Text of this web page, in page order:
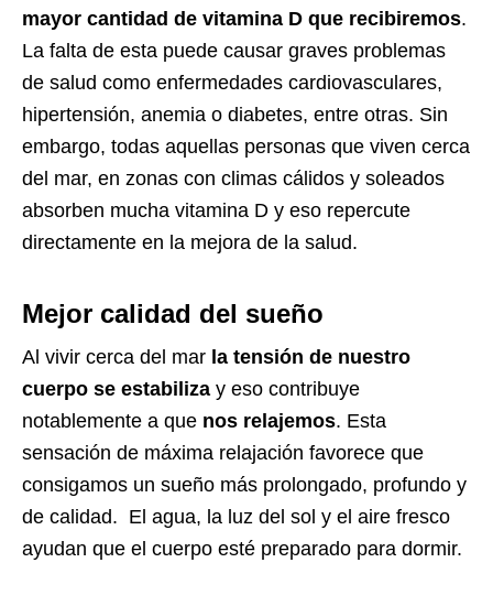
mayor cantidad de vitamina D que recibiremos.
La falta de esta puede causar graves problemas
de salud como enfermedades cardiovasculares,
hipertensión, anemia o diabetes, entre otras. Sin
embargo, todas aquellas personas que viven cerca
del mar, en zonas con climas cálidos y soleados
absorben mucha vitamina D y eso repercute
directamente en la mejora de la salud.
Mejor calidad del sueño
Al vivir cerca del mar la tensión de nuestro
cuerpo se estabiliza y eso contribuye
notablemente a que nos relajemos. Esta
sensación de máxima relajación favorece que
consigamos un sueño más prolongado, profundo y
de calidad. El agua, la luz del sol y el aire fresco
ayudan que el cuerpo esté preparado para dormir.